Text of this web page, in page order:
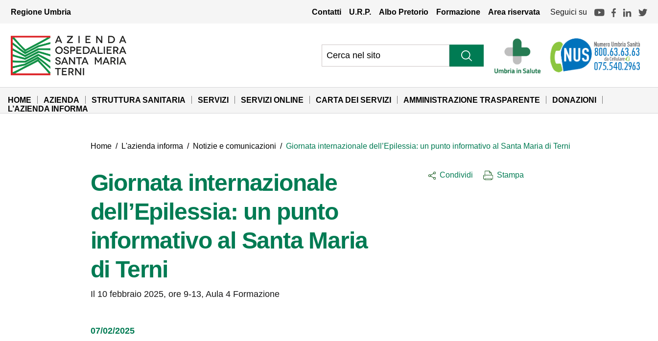
Vai al menu di navigazione
Regione Umbria Contatti U.R.P. Albo Pretorio Formazione Area riservata Seguici su
Azienda Ospedaliera Santa Maria di Terni
Sito Istituzionale
HOME AZIENDA STRUTTURA SANITARIA SERVIZI SERVIZI ONLINE CARTA DEI SERVIZI AMMINISTRAZIONE TRASPARENTE
DONAZIONI
L’AZIENDA INFORMA
Home / L'azienda informa / Notizie e comunicazioni / Giornata internazionale dell’Epilessia: un punto informativo al Santa Maria di Terni
Giornata internazionale
dell’Epilessia: un punto
informativo al Santa Maria
di Terni
Il 10 febbraio 2025, ore 9-13, Aula 4 Formazione
07/02/2025
Condividi Stampa